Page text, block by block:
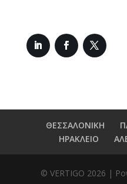
ΘΕΣΣΑΛΟΝΙΚΗ
ΗΡΑΚΛΕΙΟ
© VERTIGO 2026 |